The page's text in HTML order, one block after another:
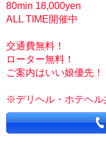
80min 18,000yen
ALL TIME開催中
交通費無料！
ローター無料！
ご案内はいい娘優先！
※デリヘル・ホテヘル